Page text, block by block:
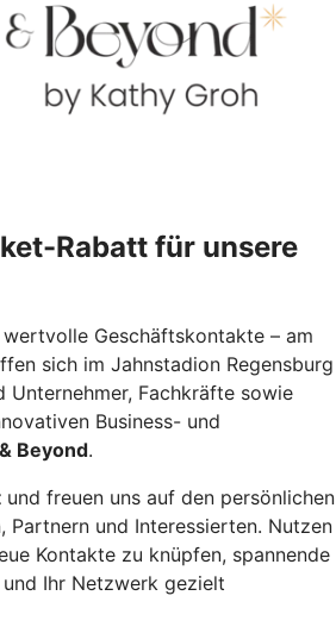
Rabatt für unsere
Geschäftskontakte – am
sich im Jahnstadion Regensburg
Unternehmer, Fachkräfte sowie
Business- und
Beyond.
und freuen uns auf den persönlichen
Partnern und Interessierten. Nutzen
Kontakte zu knüpfen, spannende
Ihr Netzwerk gezielt